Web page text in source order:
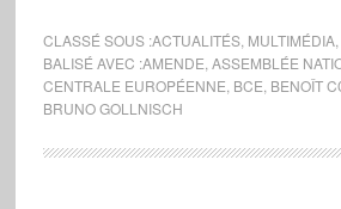
CLASSÉ SOUS :ACTUALITÉS, MULTIMÉDIA,
BALISÉ AVEC :AMENDE ASSEMBLÉE
CENTRALE EUROPÉENNE BCE BENOÎT
BRUNO GOLLNISCH